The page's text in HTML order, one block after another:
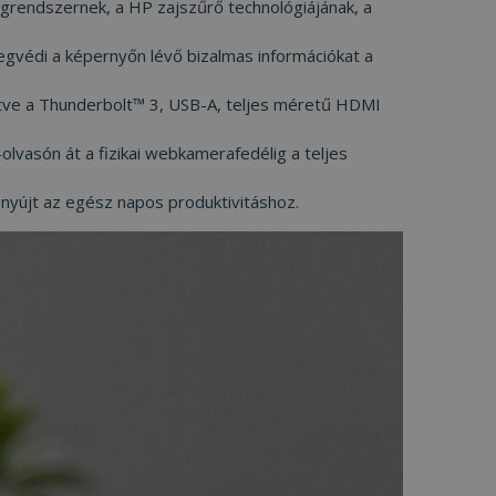
a HP zajszűrő technológiájának, a
a képernyőn lévő bizalmas információkat a
a Thunderbolt™ 3, USB-A, teljes méretű HDMI
át a fizikai webkamerafedélig a teljes
az egész napos produktivitáshoz.
Script.com cookie
és magánéleti
a
cookie-k
hez - amely
elemzési
kliens
és a
egyedi
számos
nyomon